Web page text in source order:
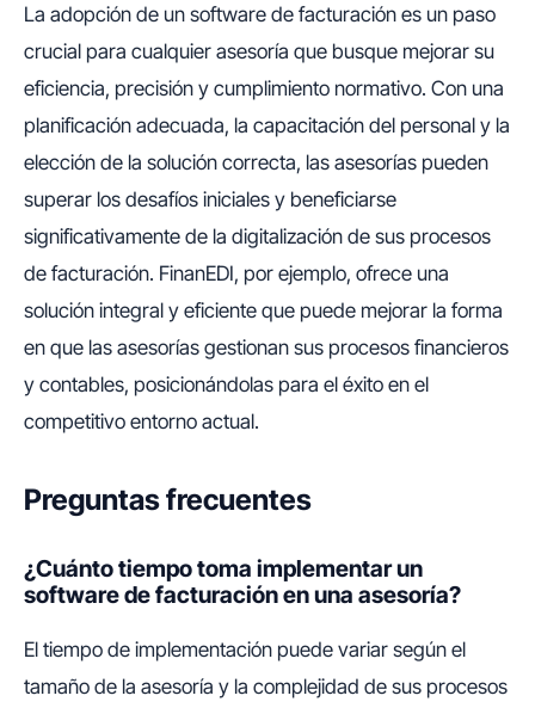
La adopción de un software de facturación es un paso
crucial para cualquier asesoría que busque mejorar su
eficiencia, precisión y cumplimiento normativo. Con una
planificación adecuada, la capacitación del personal y la
elección de la solución correcta, las asesorías pueden
superar los desafíos iniciales y beneficiarse
significativamente de la digitalización de sus procesos
de facturación. FinanEDI, por ejemplo, ofrece una
solución integral y eficiente que puede mejorar la forma
en que las asesorías gestionan sus procesos financieros
y contables, posicionándolas para el éxito en el
competitivo entorno actual.
Preguntas frecuentes
¿Cuánto tiempo toma implementar un
software de facturación en una asesoría?
El tiempo de implementación puede variar según el
tamaño de la asesoría y la complejidad de sus procesos